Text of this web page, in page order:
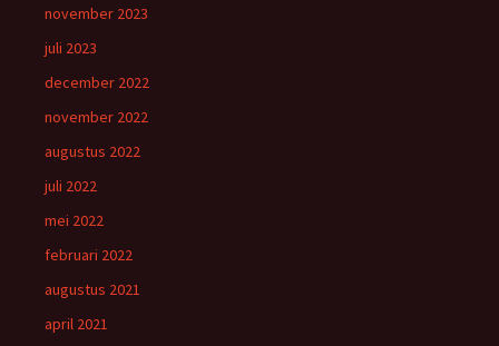
november 2023
juli 2023
december 2022
november 2022
augustus 2022
juli 2022
mei 2022
februari 2022
augustus 2021
april 2021